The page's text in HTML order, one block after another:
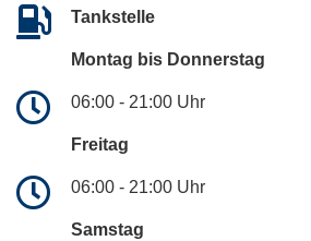
Tankstelle
Montag bis Donnerstag
06:00 - 21:00 Uhr
Freitag
06:00 - 21:00 Uhr
Samstag